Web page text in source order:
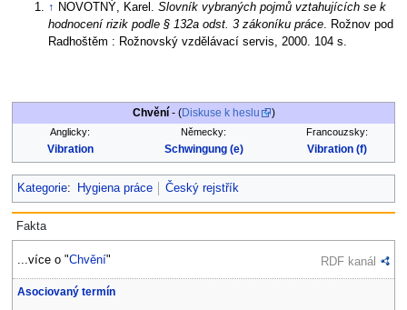
↑ NOVOTNÝ, Karel.Slovník vybraných pojmů vztahujících se k
hodnocení rizik podle § 132a odst. 3 zákoníku práce. Rožnov pod
Radhoštěm : Rožnovský vzdělávací servis, 2000. 104 s.
Chvění- (Diskuse k heslu )
Anglicky: Německy: Francouzsky:
Vibration Schwingung (e) Vibration (f)
Kategorie: Hygiena práce Český rejstřík
Fakta
...více o "Chvění" RDF kanál
Asociovaný termín